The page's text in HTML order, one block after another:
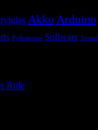
Akku Arduino
Pythagoras Software Sound
Rifle